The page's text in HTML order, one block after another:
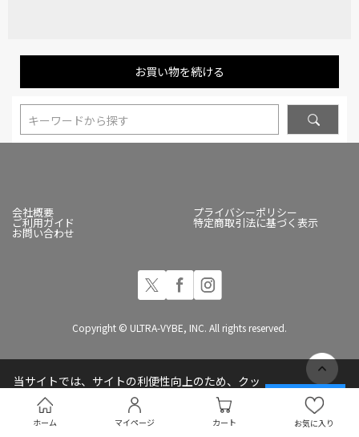
ホーム マイページ カート お気に入り
お買い物を続ける
キーワードから探す
会社概要 プライバシーポリシー
ご利用ガイド 特定商取引法に基づく表示
お問い合わせ
Copyright © ULTRA-VYBE, INC. All rights reserved.
当サイトでは、サイトの利便性向上のため、クッ
キー(Cookie)を使用しています
プライバシーポリシー
承諾する